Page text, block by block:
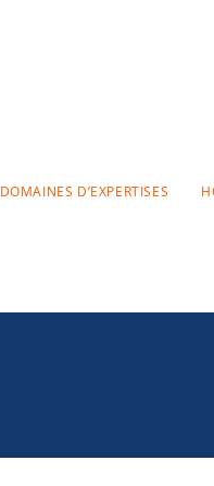
DOMAINES D’EXPERTISES